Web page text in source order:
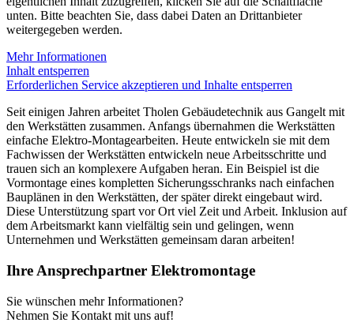
unten. Bitte beachten Sie, dass dabei Daten an Drittanbieter
weitergegeben werden.
Mehr Informationen
Inhalt entsperren
Erforderlichen Service akzeptieren und Inhalte entsperren
Seit einigen Jahren arbeitet Tholen Gebäudetechnik aus Gangelt mit
den Werkstätten zusammen. Anfangs übernahmen die Werkstätten
einfache Elektro-Montagearbeiten. Heute entwickeln sie mit dem
Fachwissen der Werkstätten entwickeln neue Arbeitsschritte und
trauen sich an komplexere Aufgaben heran. Ein Beispiel ist die
Vormontage eines kompletten Sicherungsschranks nach einfachen
Bauplänen in den Werkstätten, der später direkt eingebaut wird.
Diese Unterstützung spart vor Ort viel Zeit und Arbeit. Inklusion auf
dem Arbeitsmarkt kann vielfältig sein und gelingen, wenn
Unternehmen und Werkstätten gemeinsam daran arbeiten!
Ihre Ansprechpartner Elektromontage
Sie wünschen mehr Informationen?
Nehmen Sie Kontakt mit uns auf!